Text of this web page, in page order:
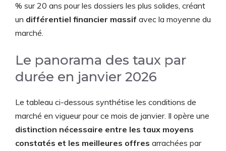
% sur 20 ans pour les dossiers les plus solides, créant
un différentiel financier massif avec la moyenne du
marché.
Le panorama des taux par
durée en janvier 2026
Le tableau ci-dessous synthétise les conditions de
marché en vigueur pour ce mois de janvier. Il opère une
distinction nécessaire entre les taux moyens
constatés et les meilleures offres arrachées par